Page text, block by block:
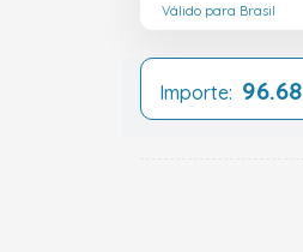
Válido para Brasil
Importe: 96.68